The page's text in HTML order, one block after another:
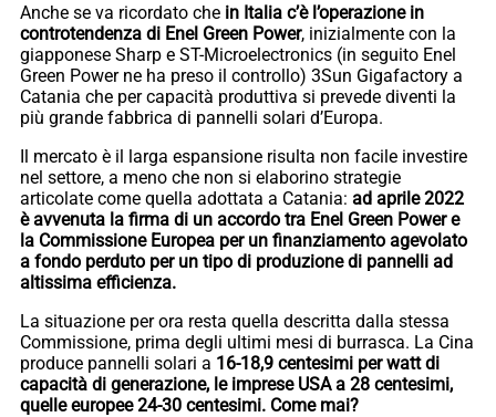
Anche se va ricordato che in Italia c’è l’operazione in
controtendenza di Enel Green Power, inizialmente con la
giapponese Sharp e ST-Microelectronics (in seguito Enel
Green Power ne ha preso il controllo) 3Sun Gigafactory a
Catania che per capacità produttiva si prevede diventi la
più grande fabbrica di pannelli solari d’Europa.
Il mercato è il larga espansione risulta non facile investire
nel settore, a meno che non si elaborino strategie
articolate come quella adottata a Catania: ad aprile 2022
è avvenuta la firma di un accordo tra Enel Green Power e
la Commissione Europea per un finanziamento agevolato
a fondo perduto per un tipo di produzione di pannelli ad
altissima efficienza.
La situazione per ora resta quella descritta dalla stessa
Commissione, prima degli ultimi mesi di burrasca. La Cina
produce pannelli solari a 16-18,9 centesimi per watt di
capacità di generazione, le imprese USA a 28 centesimi,
quelle europee 24-30 centesimi. Come mai?